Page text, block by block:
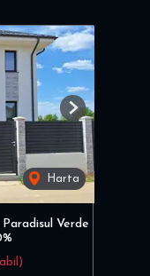
Harta
Next
Verde